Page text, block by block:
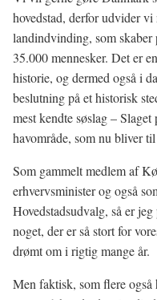
hovedstad, derfor udvider
landindvinding, som
35.000 mennesker. Det er
historie, og dermed også i
beslutning på et historisk
mest kendte søslag –
havområde, som nu bliver
Som gammelt medlem af
erhvervsminister og også
Hovedstadsudvalg, så er
noget, der er så stort for
drømt om i rigtig mange år.
Men faktisk, som flere også